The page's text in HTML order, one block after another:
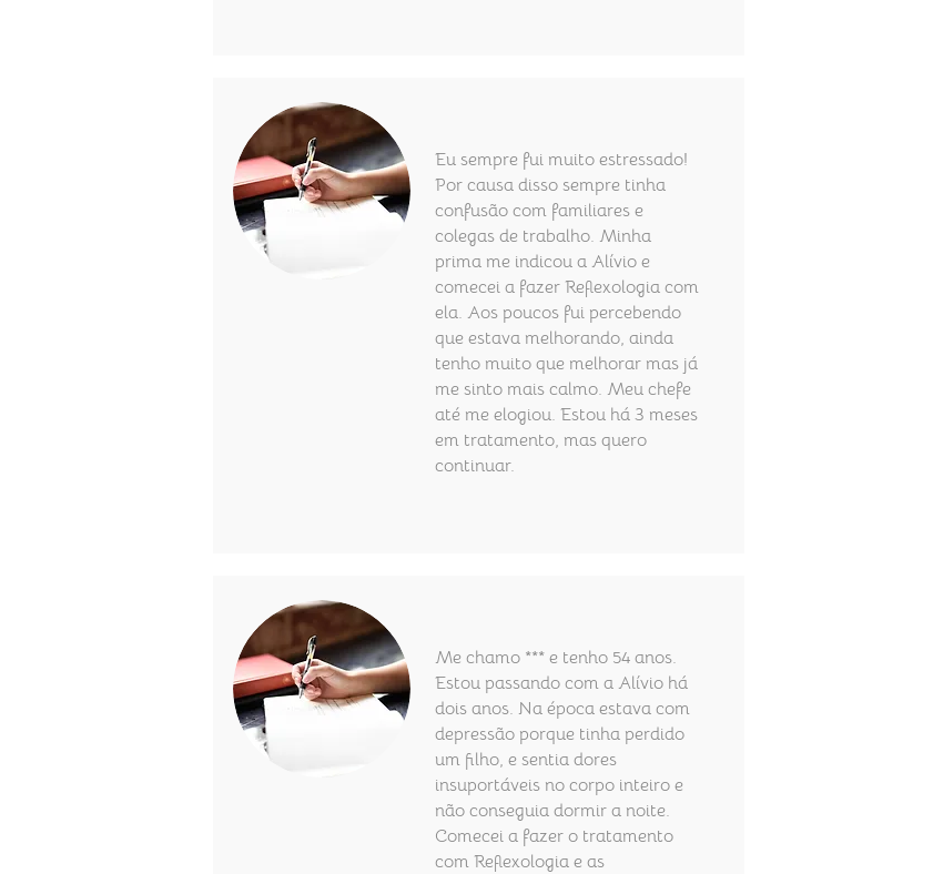
Eu sempre fui muito estressado!
Por causa disso sempre tinha
confusão com familiares e
colegas de trabalho. Minha
prima me indicou a Alívio e
comecei a fazer Reflexologia com
ela. Aos poucos fui percebendo
que estava melhorando, ainda
tenho muito que melhorar mas já
me sinto mais calmo. Meu chefe
até me elogiou. Estou há 3 meses
em tratamento, mas quero
continuar.
Me chamo *** e tenho 54 anos.
Estou passando com a Alívio há
dois anos. Na época estava com
depressão porque tinha perdido
um filho, e sentia dores
insuportáveis no corpo inteiro e
não conseguia dormir a noite.
Comecei a fazer o tratamento
com Reflexologia e as